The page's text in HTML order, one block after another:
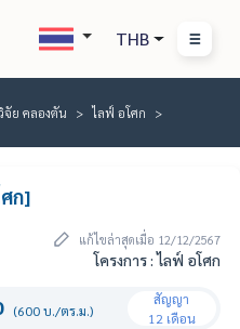
THB
จัย คลองตัน
ไลฟ์ อโศก
ก]
แก้ไขล่าสุดเมื่อ 12/12/2567
โครงการ : ไลฟ์ อโศก
(600 บ./ตร.ม.)
สัญญา
12 เดือน